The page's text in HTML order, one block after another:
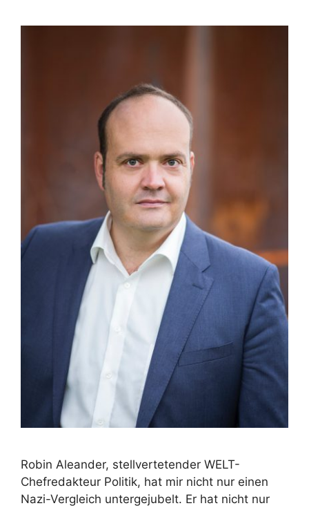
Robin Aleander, stellvertetender WELT-
Chefredakteur Politik, hat mir nicht nur einen
Nazi-Vergleich untergejubelt. Er hat nicht nur